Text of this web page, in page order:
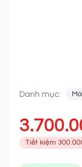
Danh mục:
Tiết kiệm